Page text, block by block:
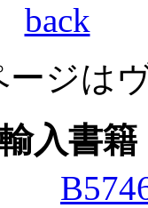
ージは
入書籍